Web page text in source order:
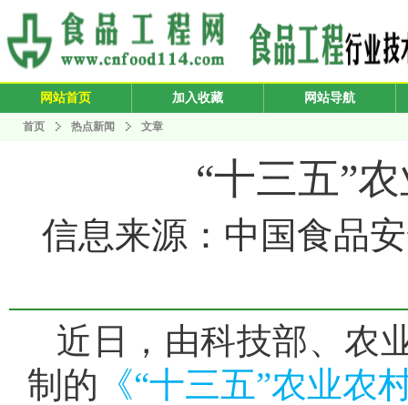
网站首页 加入收藏 网站导航
首页 热点新闻 文章
“十三五”
信息来源：中国食品
近日，由科技部、农
制的 《“十三五”农业农